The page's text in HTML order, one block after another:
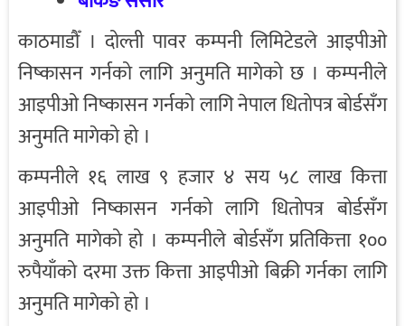
काठमाडौँ । दोल्ती पावर कम्पनी लिमिटेडले आइपीओ
निष्कासन गर्नको लागि अनुमति मागेको छ । कम्पनीले
आइपीओ निष्कासन गर्नको लागि नेपाल धितोपत्र बोर्डसँग
अनुमति मागेको हो ।
कम्पनीले १६ लाख ९ हजार ४ सय ५८ लाख कित्ता
आइपीओ निष्कासन गर्नको लागि धितोपत्र बोर्डसँग
अनुमति मागेको हो । कम्पनीले बोर्डसँग प्रतिकित्ता १००
रुपैयाँको दरमा उक्त कित्ता आइपीओ बिक्री गर्नका लागि
अनुमति मागेको हो ।